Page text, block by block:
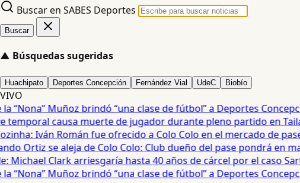
Buscar en SABES Deportes
Buscar
▲ Búsquedas sugeridas
Huachipato Deportes Concepción Fernández Vial UdeC Biobío
VIVO
Muñoz brindó “una clase de fútbol” a Deportes
causa muerte de jugador durante pleno partido en
Iván Román fue ofrecido a Colo Colo en el mercado de pases
Ortiz se aleja de Colo Colo: Club dueño del pase pondrá en
Clark arriesgaría hasta 40 años de cárcel por el caso
Muñoz brindó “una clase de fútbol” a Deportes